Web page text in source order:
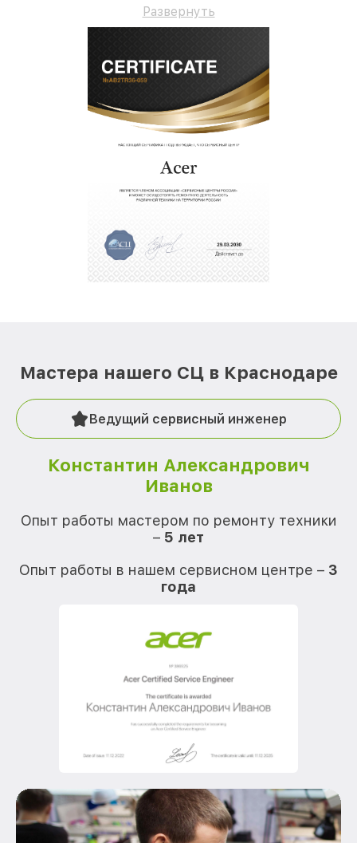
Развернуть
Мастера нашего СЦ в Краснодаре
Ведущий сервисный инженер
Константин Александрович
Иванов
Опыт работы мастером по ремонту техники
– 5 лет
Опыт работы в нашем сервисном центре – 3
года